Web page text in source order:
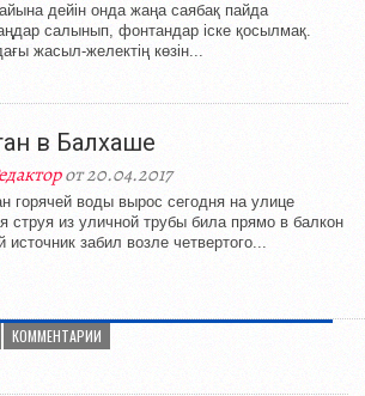
дейін онда жаңа саябақ пайда
салынып, фонтандар іске қосылмақ.
жасыл-желектің көзін...
в Балхаше
от 20.04.2017
горячей воды вырос сегодня на улице
из уличной трубы била прямо в балкон
забил возле четвертого...
КОММЕНТАРИИ